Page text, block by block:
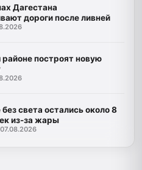
Дагестана
дороги после ливней
построят новую
света остались около 8
из-за жары
07.08.2026